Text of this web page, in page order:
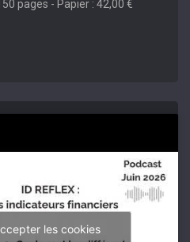
pages - Papier : 42,00 €
les cookies